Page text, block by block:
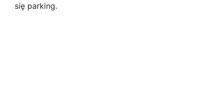
się parking.